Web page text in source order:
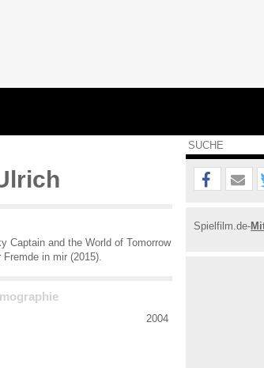
Captain and the World of Tomorrow
in mir (2015).
2004
Spielfilm.de-